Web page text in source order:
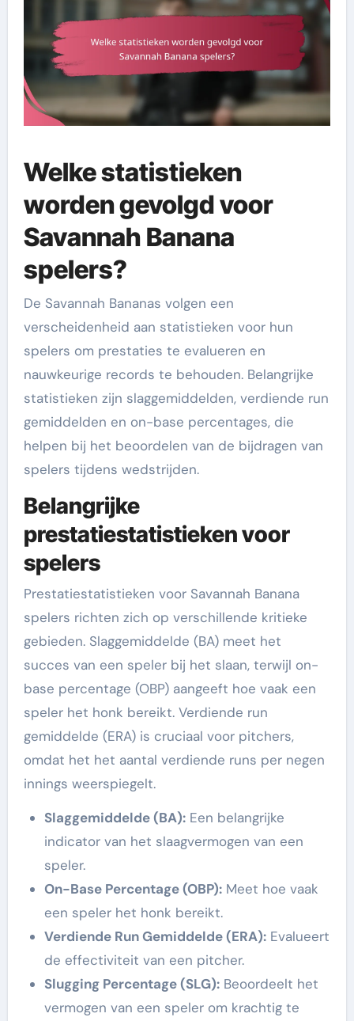
Welke statistieken
worden gevolgd voor
Savannah Banana
spelers?
De Savannah Bananas volgen een
verscheidenheid aan statistieken voor hun
spelers om prestaties te evalueren en
nauwkeurige records te behouden. Belangrijke
statistieken zijn slaggemiddelden, verdiende run
gemiddelden en on-base percentages, die
helpen bij het beoordelen van de bijdragen van
spelers tijdens wedstrijden.
Belangrijke
prestatiestatistieken voor
spelers
Prestatiestatistieken voor Savannah Banana
spelers richten zich op verschillende kritieke
gebieden. Slaggemiddelde (BA) meet het
succes van een speler bij het slaan, terwijl on-
base percentage (OBP) aangeeft hoe vaak een
speler het honk bereikt. Verdiende run
gemiddelde (ERA) is cruciaal voor pitchers,
omdat het het aantal verdiende runs per negen
innings weerspiegelt.
Slaggemiddelde (BA):Een belangrijke
indicator van het slaagvermogen van een
speler.
On-Base Percentage (OBP):Meet hoe vaak
een speler het honk bereikt.
Verdiende Run Gemiddelde (ERA):Evalueert
de effectiviteit van een pitcher.
Slugging Percentage (SLG):Beoordeelt het
vermogen van een speler om krachtig te